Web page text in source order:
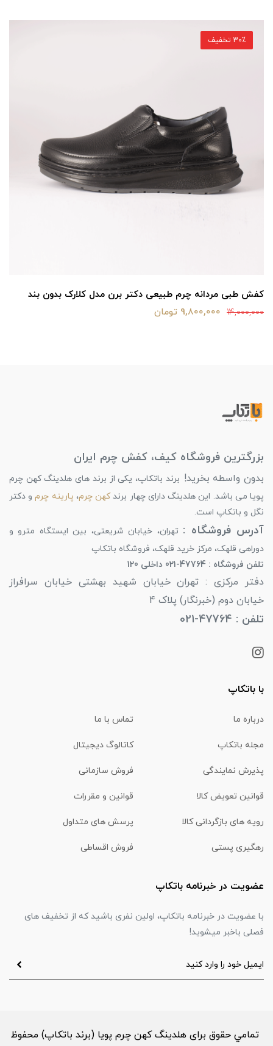
کفش طبی مردانه چرم طبیعی دکتر برن مدل کلارک بدون بند
14,000,000 9,800,000 تومان
30٪ تخفیف
بزرگترین فروشگاه کیف، کفش چرم ایران
بدون واسطه بخرید! برند باتکاپ، یکی از برند های هلدینگ کهن چرم
پویا می باشد. این هلدینگ دارای چهار برندکهن چرم، پارینه چرمو دکتر
نگل و باتکاپ است.
آدرس فروشگاه : تهران، خیابان شریعتی، بین ایستگاه مترو و
دوراهی قلهک، مرکز خرید قلهک، فروشگاه باتکاپ
تلفن فروشگاه : 47764-021 داخلی 120
دفتر مرکزی : تهران خیابان شهید بهشتی خیابان سرافراز
خیابان دوم (خبرنگار) پلاک 4
تلفن : 47764-021
با باتکاپ
درباره ما تماس با ما
مجله باتکاپ کاتالوگ دیجیتال
پذیرش نمایندگی فروش سازمانی
قوانین تعویض کالا قوانین و مقررات
رویه های بازگردانی کالا پرسش های متداول
رهگیری پستی فروش اقساطی
عضویت در خبرنامه باتکاپ
با عضویت در خبرنامه باتکاپ، اولین نفری باشید که از تخفیف های
فصلی باخبر میشوید!
تمامي حقوق برای هلدینگ کهن چرم پویا (برند باتکاپ) محفوظ